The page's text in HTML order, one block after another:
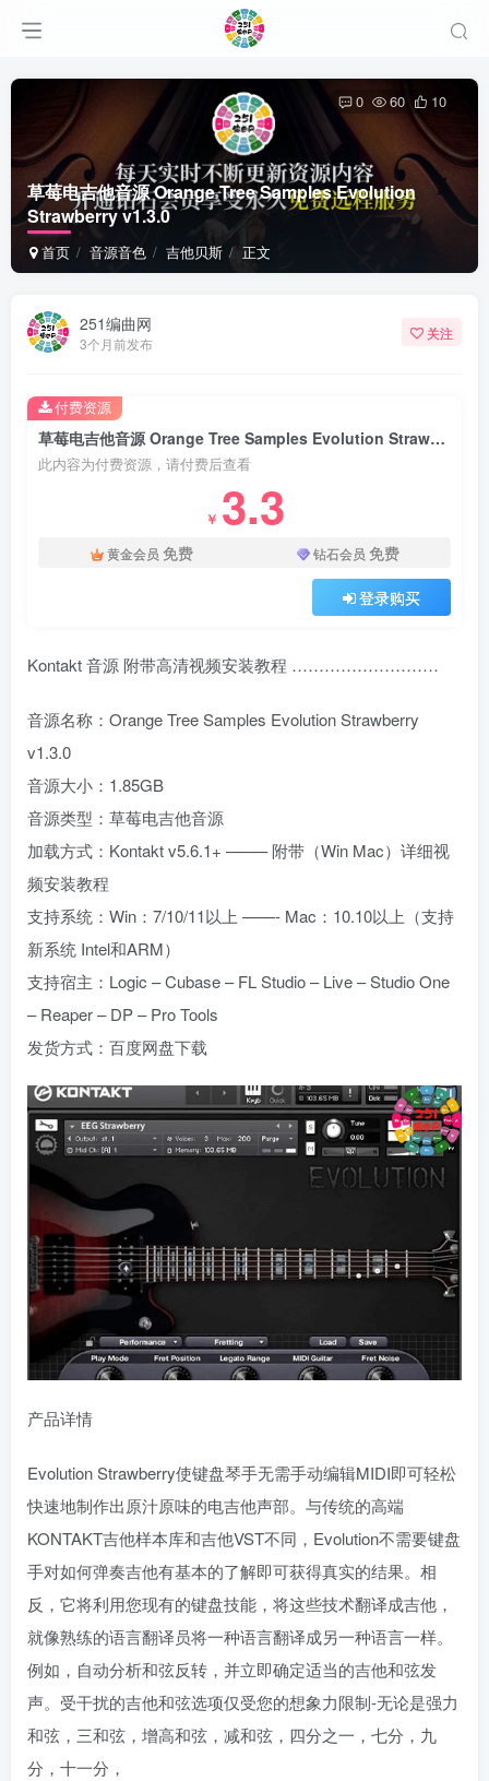
草莓电吉他音源 Orange Tree Samples Evolution
Strawberry v1.3.0
首页 音源音色 吉他贝斯 正文
0 60 10
251编曲网
3个月前发布
关注
草莓电吉他音源 Orange Tree Samples Evolution Strawberry v1.3.0
此内容为付费资源，请付费后查看
￥ 3.3
黄金会员 免费 钻石会员 免费
登录购买
付费资源
Kontakt 音源 附带高清视频安装教程 ………………………
音源名称：Orange Tree Samples Evolution Strawberry
v1.3.0
音源大小：1.85GB
音源类型：草莓电吉他音源
加载方式：Kontakt v5.6.1+ ——– 附带（Win Mac）详细视
频安装教程
支持系统：Win：7/10/11以上 ——- Mac：10.10以上（支持
新系统 Intel和ARM）
支持宿主：Logic – Cubase – FL Studio – Live – Studio One
– Reaper – DP – Pro Tools
发货方式：百度网盘下载
产品详情
Evolution Strawberry使键盘琴手无需手动编辑MIDI即可轻松
快速地制作出原汁原味的电吉他声部。与传统的高端
KONTAKT吉他样本库和吉他VST不同，Evolution不需要键盘
手对如何弹奏吉他有基本的了解即可获得真实的结果。相
反，它将利用您现有的键盘技能，将这些技术翻译成吉他，
就像熟练的语言翻译员将一种语言翻译成另一种语言一样。
例如，自动分析和弦反转，并立即确定适当的吉他和弦发
声。受干扰的吉他和弦选项仅受您的想象力限制-无论是强力
和弦，三和弦，增高和弦，减和弦，四分之一，七分，九
分，十一分，